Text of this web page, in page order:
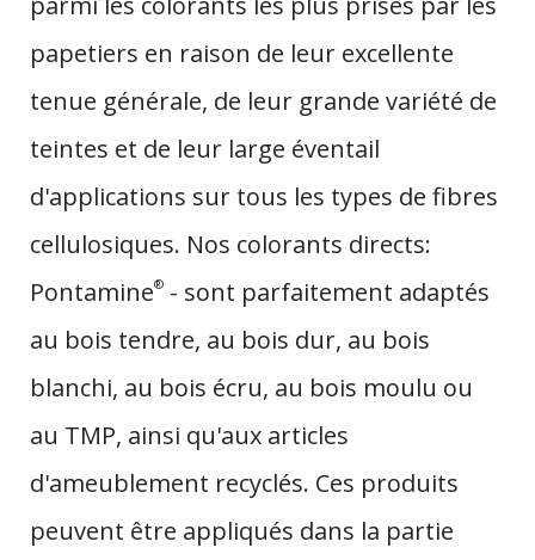
papetiers en raison de leur excellente
tenue générale, de leur grande variété de
teintes et de leur large éventail
d'applications sur tous les types de fibres
cellulosiques. Nos colorants directs:
Pontamine® - sont parfaitement adaptés
au bois tendre, au bois dur, au bois
blanchi, au bois écru, au bois moulu ou
au TMP, ainsi qu'aux articles
d'ameublement recyclés. Ces produits
peuvent être appliqués dans la partie